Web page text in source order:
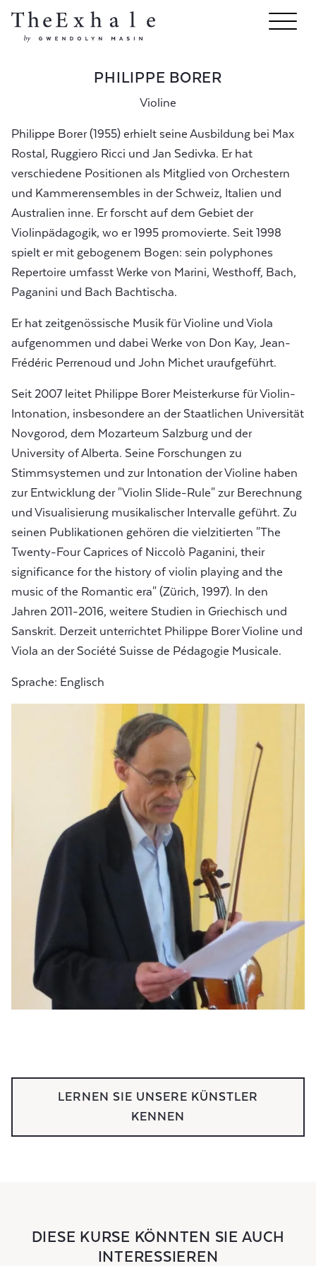
PHILIPPE BORER
Violine
Philippe Borer (1955) erhielt seine Ausbildung bei Max
Rostal, Ruggiero Ricci und Jan Sedivka. Er hat
verschiedene Positionen als Mitglied von Orchestern
und Kammerensembles in der Schweiz, Italien und
Australien inne. Er forscht auf dem Gebiet der
Violinpädagogik, wo er 1995 promovierte. Seit 1998
spielt er mit gebogenem Bogen: sein polyphones
Repertoire umfasst Werke von Marini, Westhoff, Bach,
Paganini und Bach Bachtischa.
Er hat zeitgenössische Musik für Violine und Viola
aufgenommen und dabei Werke von Don Kay, Jean-
Frédéric Perrenoud und John Michet uraufgeführt.
Seit 2007 leitet Philippe Borer Meisterkurse für Violin-
Intonation, insbesondere an der Staatlichen Universität
Novgorod, dem Mozarteum Salzburg und der
University of Alberta. Seine Forschungen zu
Stimmsystemen und zur Intonation der Violine haben
zur Entwicklung der "Violin Slide-Rule" zur Berechnung
und Visualisierung musikalischer Intervalle geführt. Zu
seinen Publikationen gehören die vielzitierten "The
Twenty-Four Caprices of Niccolò Paganini, their
significance for the history of violin playing and the
music of the Romantic era" (Zürich, 1997). In den
Jahren 2011-2016, weitere Studien in Griechisch und
Sanskrit. Derzeit unterrichtet Philippe Borer Violine und
Viola an der Société Suisse de Pédagogie Musicale.
Sprache: Englisch
LERNEN SIE UNSERE KÜNSTLER
KENNEN
DIESE KURSE KÖNNTEN SIE AUCH
INTERESSIEREN